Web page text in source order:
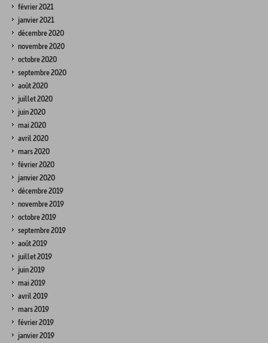
février 2021
janvier 2021
décembre 2020
novembre 2020
octobre 2020
septembre 2020
août 2020
juillet 2020
juin 2020
mai 2020
avril 2020
mars 2020
février 2020
janvier 2020
décembre 2019
novembre 2019
octobre 2019
septembre 2019
août 2019
juillet 2019
juin 2019
mai 2019
avril 2019
mars 2019
février 2019
janvier 2019